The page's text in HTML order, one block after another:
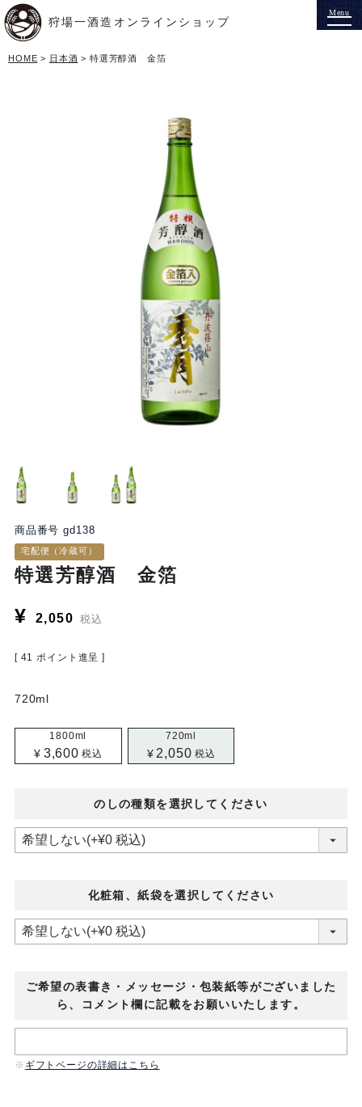
狩場一酒造オンラインショップ
HOME 日本酒 特選芳醇酒 金箔
商品番号 gd138
宅配便（冷蔵可）
特選芳醇酒 金箔
¥ 2,050 税込
[ 41 ポイント進呈 ]
720ml
1800ml
¥ 3,600 税込
720ml
¥ 2,050 税込
のしの種類を選択してください
化粧箱、紙袋を選択してください
ご希望の表書き・メッセージ・包装紙等がございました
ら、コメント欄に記載をお願いいたします。
ギフトページの詳細はこちら